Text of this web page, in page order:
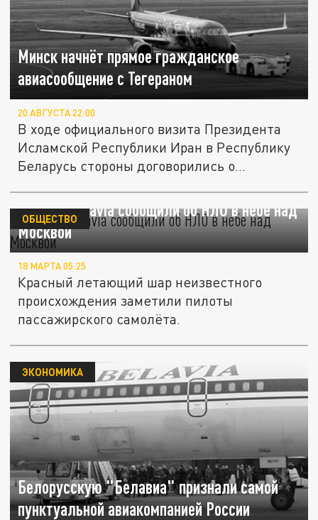
Минск начнёт прямое гражданское
авиасообщение с Тегераном
20 АВГУСТА 22:00
В ходе официального визита Президента
Исламской Республики Иран в Республику
Беларусь стороны договорились о...
Пилоты Belavia сообщили об НЛО в небе над
Москвой
ОБЩЕСТВО
18 МАРТА 05:25
Красный летающий шар неизвестного
происхождения заметили пилоты
пассажирского самолёта.
Белорусскую "Белавиа" признали самой
пунктуальной авиакомпанией России
ЭКОНОМИКА